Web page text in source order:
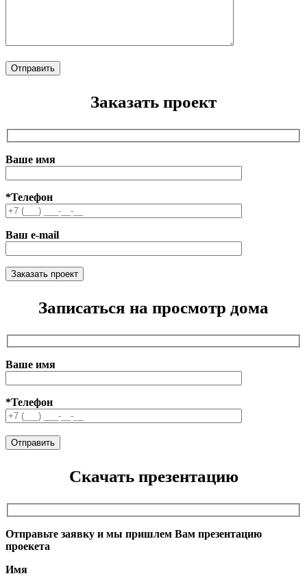
Заказать проект
Ваше имя
*Телефон
Ваш e-mail
Записаться на просмотр дома
Ваше имя
*Телефон
Скачать презентацию
Отправьте заявку и мы пришлем Вам презентацию
проекета
Имя